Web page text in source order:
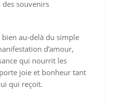
souvenirs
au-delà du simple
d’amour,
qui nourrit les
joie et bonheur tant
qui reçoit.